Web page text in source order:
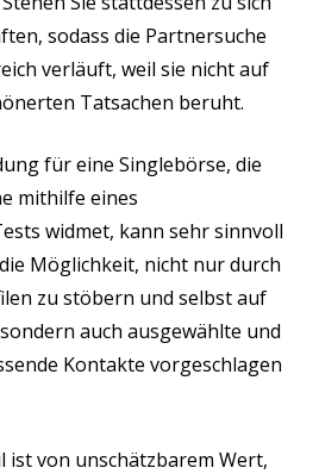
sodass die Partnersuche
verläuft, weil sie nicht auf
Tatsachen beruht.
für eine Singlebörse, die
mithilfe eines
widmet, kann sehr sinnvoll
Möglichkeit, nicht nur durch
zu stöbern und selbst auf
auch ausgewählte und
Kontakte vorgeschlagen
ist von unschätzbarem Wert,